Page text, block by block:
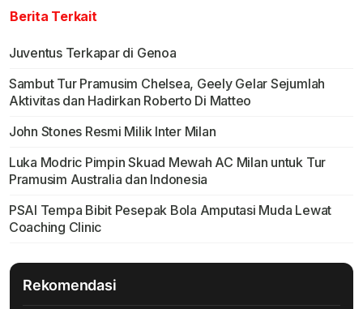
Berita Terkait
Juventus Terkapar di Genoa
Sambut Tur Pramusim Chelsea, Geely Gelar Sejumlah
Aktivitas dan Hadirkan Roberto Di Matteo
John Stones Resmi Milik Inter Milan
Luka Modric Pimpin Skuad Mewah AC Milan untuk Tur
Pramusim Australia dan Indonesia
PSAI Tempa Bibit Pesepak Bola Amputasi Muda Lewat
Coaching Clinic
Rekomendasi